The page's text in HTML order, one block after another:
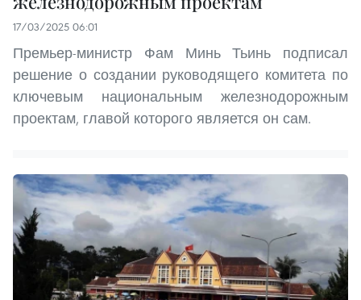
17/03/2025 06:01
Премьер-министр Фам Минь Тьинь подписал
решение о создании руководящего комитета по
ключевым национальным железнодорожным
проектам, главой которого является он сам.